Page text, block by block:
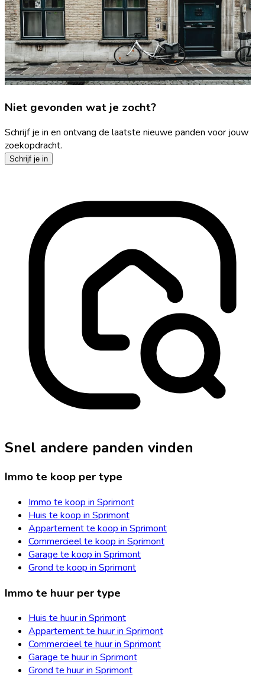
Niet gevonden wat je zocht?
Schrijf je in en ontvang de laatste nieuwe panden voor jouw
zoekopdracht.
Schrijf je in
Snel andere panden vinden
Immo te koop per type
Immo te koop in Sprimont
Huis te koop in Sprimont
Appartement te koop in Sprimont
Commercieel te koop in Sprimont
Garage te koop in Sprimont
Grond te koop in Sprimont
Immo te huur per type
Huis te huur in Sprimont
Appartement te huur in Sprimont
Commercieel te huur in Sprimont
Garage te huur in Sprimont
Grond te huur in Sprimont